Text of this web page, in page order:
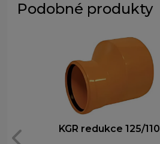
Podobné produkty
KGR redukce 125/110